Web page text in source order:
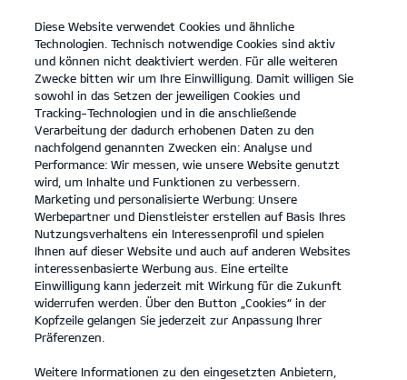
open
menu
KONTAKT
Der Kia Sorento
Konfigurator
... ... DER KIA SORENTO
Der Kia Sorento.
Stilvoll vorausfahren.
Diese Website verwendet Cookies und ähnliche
Technologien. Technisch notwendige Cookies sind aktiv
und können nicht deaktiviert werden. Für alle weiteren
Zwecke bitten wir um Ihre Einwilligung. Damit willigen Sie
sowohl in das Setzen der jeweiligen Cookies und
Tracking-Technologien und in die anschließende
Verarbeitung der dadurch erhobenen Daten zu den
nachfolgend genannten Zwecken ein: Analyse und
Performance: Wir messen, wie unsere Website genutzt
wird, um Inhalte und Funktionen zu verbessern.
Marketing und personalisierte Werbung: Unsere
Werbepartner und Dienstleister erstellen auf Basis Ihres
Nutzungsverhaltens ein Interessenprofil und spielen
Ihnen auf dieser Website und auch auf anderen Websites
interessenbasierte Werbung aus. Eine erteilte
Einwilligung kann jederzeit mit Wirkung für die Zukunft
widerrufen werden. Über den Button „Cookies“ in der
Kopfzeile gelangen Sie jederzeit zur Anpassung Ihrer
Präferenzen.
Weitere Informationen zu den eingesetzten Anbietern,